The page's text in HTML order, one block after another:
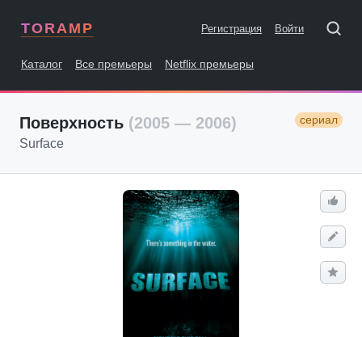
TORAMP Регистрация Войти
Каталог Все премьеры Netflix премьеры
Поверхность (2005 — 2006) сериал
Surface